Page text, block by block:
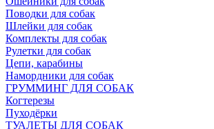
Поводки для собак
Шлейки для собак
Комплекты для собак
Рулетки для собак
Цепи, карабины
Намордники для собак
ГРУММИНГ ДЛЯ СОБАК
Когтерезы
Пуходёрки
ТУАЛЕТЫ ДЛЯ СОБАК